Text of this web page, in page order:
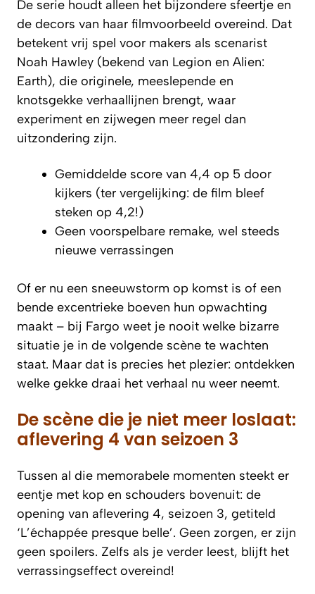
De serie houdt alleen het bijzondere sfeertje en
de decors van haar filmvoorbeeld overeind. Dat
betekent vrij spel voor makers als scenarist
Noah Hawley (bekend van Legion en Alien:
Earth), die originele, meeslepende en
knotsgekke verhaallijnen brengt, waar
experiment en zijwegen meer regel dan
uitzondering zijn.
Gemiddelde score van 4,4 op 5 door
kijkers (ter vergelijking: de film bleef
steken op 4,2!)
Geen voorspelbare remake, wel steeds
nieuwe verrassingen
Of er nu een sneeuwstorm op komst is of een
bende excentrieke boeven hun opwachting
maakt – bij Fargo weet je nooit welke bizarre
situatie je in de volgende scène te wachten
staat. Maar dat is precies het plezier: ontdekken
welke gekke draai het verhaal nu weer neemt.
De scène die je niet meer loslaat:
aflevering 4 van seizoen 3
Tussen al die memorabele momenten steekt er
eentje met kop en schouders bovenuit: de
opening van aflevering 4, seizoen 3, getiteld
‘L’échappée presque belle’. Geen zorgen, er zijn
geen spoilers. Zelfs als je verder leest, blijft het
verrassingseffect overeind!